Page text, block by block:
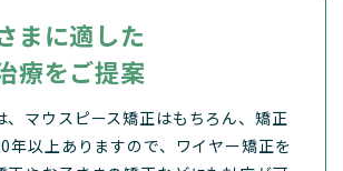
まに適した
療をご提案
、マウスピース矯正はもちろん、矯正
年以上ありますので、ワイヤー矯正を